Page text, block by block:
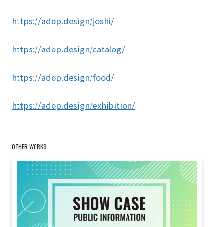
https://adop.design/joshi/
https://adop.design/catalog/
https://adop.design/food/
https://adop.design/exhibition/
OTHER WORKS